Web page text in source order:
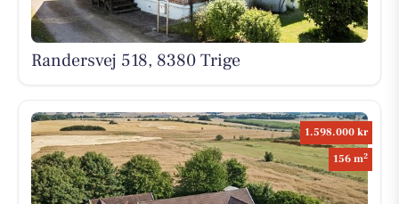
Randersvej 518, 8380 Trige
1.598.000 kr
156 m2